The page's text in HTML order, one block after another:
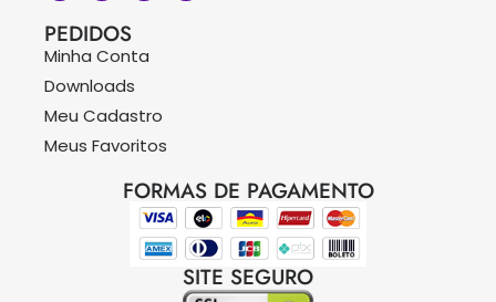
PEDIDOS
Minha Conta
Downloads
Meu Cadastro
Meus Favoritos
FORMAS DE PAGAMENTO
SITE SEGURO